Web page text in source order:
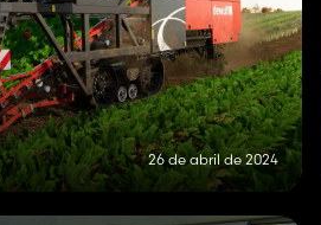
26 de abril de 2024